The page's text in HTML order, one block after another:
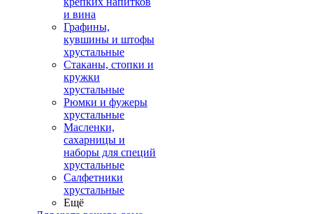
и вина
Графины,
кувшины и штофы
хрустальные
Стаканы, стопки и
кружки
хрустальные
Рюмки и фужеры
хрустальные
Масленки,
сахарницы и
наборы для специй
хрустальные
Салфетники
хрустальные
Ещё